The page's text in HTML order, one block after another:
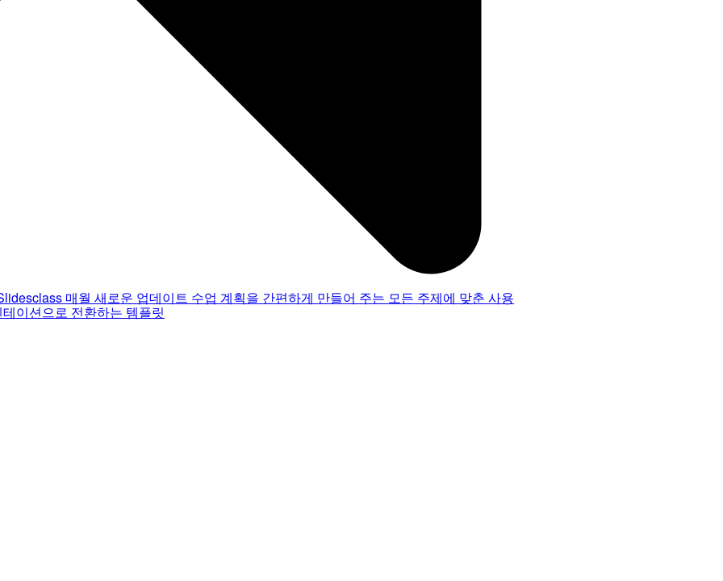
매월 새로운 업데이트 수업 계획을 간편하게 만들어 주는 모든 주제에 맞춘 사용
이션으로 전환하는 템플릿